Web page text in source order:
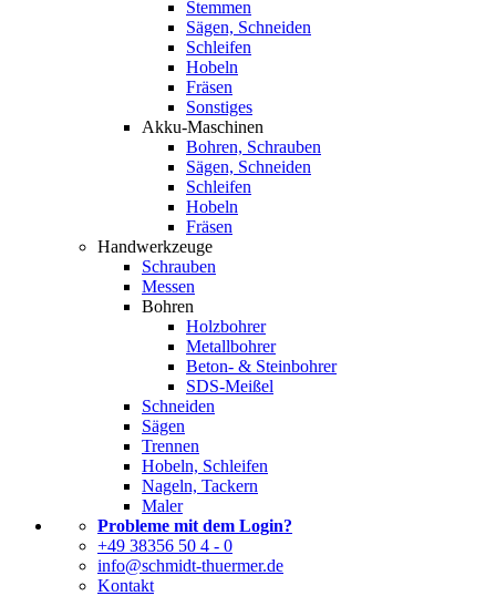
Stemmen
Sägen, Schneiden
Schleifen
Hobeln
Fräsen
Sonstiges
Akku-Maschinen
Bohren, Schrauben
Sägen, Schneiden
Schleifen
Hobeln
Fräsen
Handwerkzeuge
Schrauben
Messen
Bohren
Holzbohrer
Metallbohrer
Beton- & Steinbohrer
SDS-Meißel
Schneiden
Sägen
Trennen
Hobeln, Schleifen
Nageln, Tackern
Maler
Probleme mit dem Login?
+49 38356 50 4 - 0
info@schmidt-thuermer.de
Kontakt